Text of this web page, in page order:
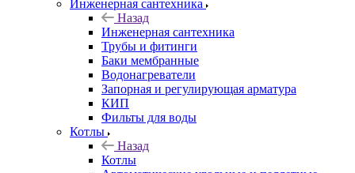
Инженерная сантехника
Назад
Инженерная сантехника
Трубы и фитинги
Баки мембранные
Водонагреватели
Запорная и регулирующая арматура
КИП
Фильты для воды
Котлы
Назад
Котлы